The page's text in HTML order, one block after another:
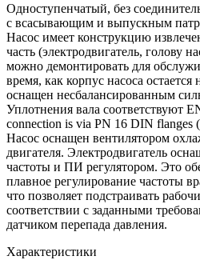
Одноступенчатый, без
с всасывающим и выпускным
Насос имеет конструкцию
часть (электродвигатель, голову
можно демонтировать для
время, как корпус насоса
оснащен несбалансированным
Уплотнения вала соответствуют
connection is via PN 16 DIN flanges
Насос оснащен вентилятором
двигателя. Электродвигатель
частоты и ПИ регулятором. Это
плавное регулирование частоты
что позволяет подстраивать
соответствии с заданными
датчиком перепада давления.
Характеристики